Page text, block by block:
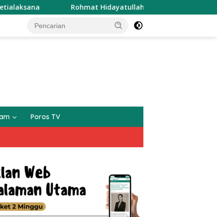
Rohmat Hidayatullah Siap Mengabdi Sekali Lagi Sebagai
Poros TV